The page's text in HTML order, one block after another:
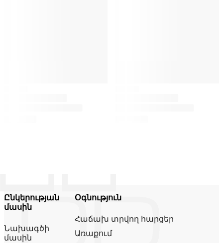
Ընկերության
մասին
Նախագծի
մասին
Օգնություն
Հաճախ տրվող հարցեր
Առաքում